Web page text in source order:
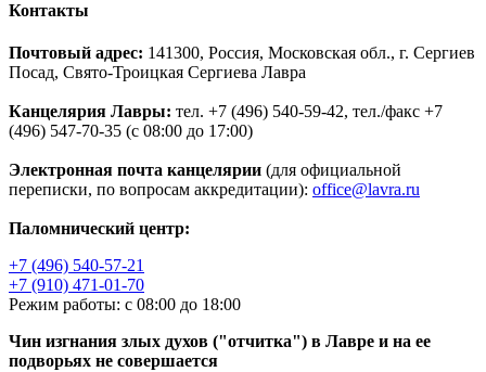
Контакты
Почтовый адрес: 141300, Россия, Московская обл., г. Сергиев
Посад, Свято-Троицкая Сергиева Лавра
Канцелярия Лавры: тел. +7 (496) 540-59-42, тел./факс +7
(496) 547-70-35 (с 08:00 до 17:00)
Электронная почта канцелярии (для официальной
переписки, по вопросам аккредитации): office@lavra.ru
Паломнический центр:
+7 (496) 540-57-21
+7 (910) 471-01-70
Режим работы: с 08:00 до 18:00
Чин изгнания злых духов ("отчитка") в Лавре и на ее
подворьях не совершается